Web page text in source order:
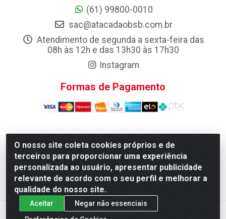
O nosso site coleta cookies próprios e de
terceiros para proporcionar uma experiência
personalizada ao usuário, apresentar publicidade
relevante de acordo com o seu perfil e melhorar a
qualidade do nosso site.
Aceitar
Negar não essenciais
(61) 99800-0010
sac@atacadaobsb.com.br
Atendimento de segunda a sexta-feira das
08h às 12h e das 13h30 às 17h30
Instagram
Formas de Pagamento
Atacadao da Limpeza F. Pereira Queiroz Comercio e
Distribuicao LTDA - Quadra Qi 10 Lotes 39 e, 41 - Setor
Industrial (Taguatinga), Brasília/DF - CEP 72.135-100 -
CNPJ 13.184.675/0001-80